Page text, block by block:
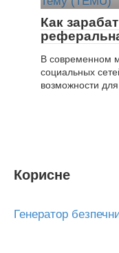
Как
В современном
социальных
возможности
Корисне
Генератор